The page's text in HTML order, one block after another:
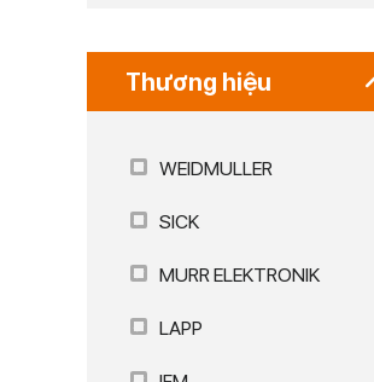
Thương hiệu
WEIDMULLER
SICK
MURR ELEKTRONIK
LAPP